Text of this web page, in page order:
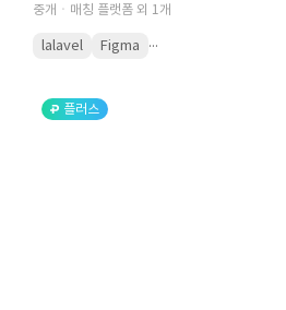
중개ㆍ매칭 플랫폼 외 1개
lalavel Figma ...
플러스